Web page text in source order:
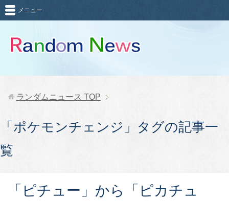
メニュー
ランダムニュース TOP
「ポケモンチェンジ」タグの記事一
覧
「ピチュー」から「ピカチュ